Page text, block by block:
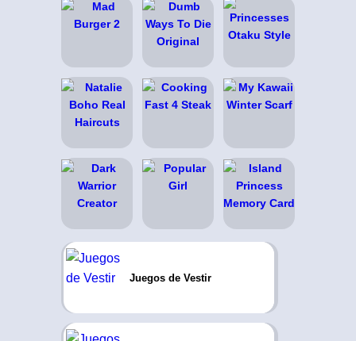
Juegos de Vestir